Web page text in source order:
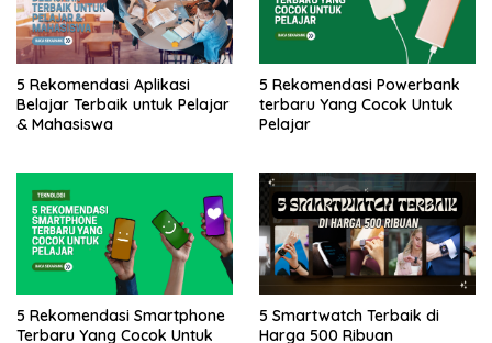
5 Rekomendasi Aplikasi
Belajar Terbaik untuk Pelajar
& Mahasiswa
5 Rekomendasi Powerbank
terbaru Yang Cocok Untuk
Pelajar
5 Rekomendasi Smartphone
Terbaru Yang Cocok Untuk
5 Smartwatch Terbaik di
Harga 500 Ribuan